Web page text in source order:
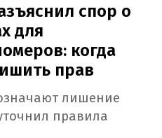
спор о
для
когда
прав
лишение
правила